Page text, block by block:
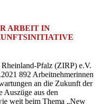
ARBEIT IN
Pfalz (ZIRP) e.V.
892 Arbeitnehmerinnen
an die Zukunft der
Auszüge aus den
weit beim Thema „New